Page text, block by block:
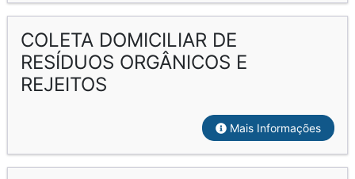
COLETA DOMICILIAR DE
RESÍDUOS ORGÂNICOS E
REJEITOS
Mais Informações